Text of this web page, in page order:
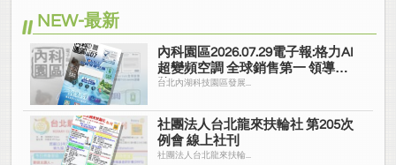
NEW-最新
內科園區2026.07.29電子報:格力AI
超變頻空調 全球銷售第一 領導品
牌
台北內湖科技園區發展...
社團法人台北龍來扶輪社 第205次
例會 線上社刊
社團法人台北龍來扶輪...